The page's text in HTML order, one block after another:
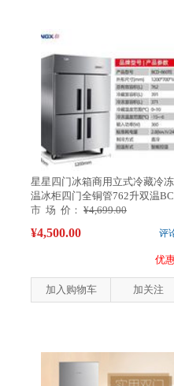
星星四门冰箱商用立式冷藏冷
温冰柜四门全铜管762升双温
860TE
市 场 价： ¥4,699.00
评
¥4,500.00
优
加入购物车 加关注